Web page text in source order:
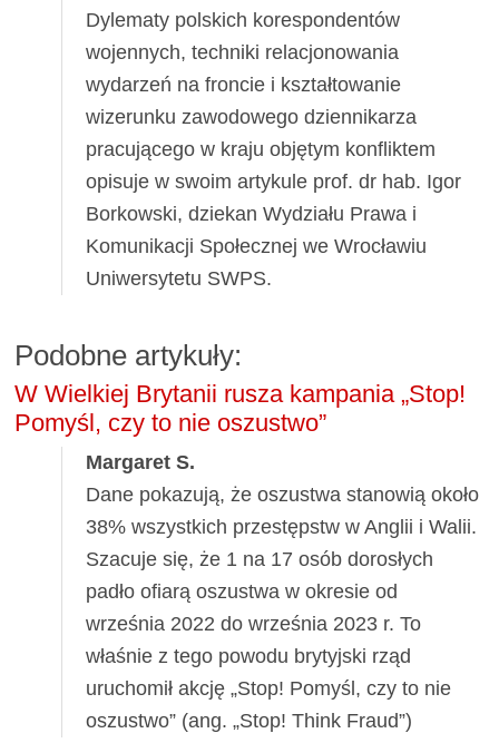
Dylematy polskich korespondentów
wojennych, techniki relacjonowania
wydarzeń na froncie i kształtowanie
wizerunku zawodowego dziennikarza
pracującego w kraju objętym konfliktem
opisuje w swoim artykule prof. dr hab. Igor
Borkowski, dziekan Wydziału Prawa i
Komunikacji Społecznej we Wrocławiu
Uniwersytetu SWPS.
Podobne artykuły:
W Wielkiej Brytanii rusza kampania „Stop!
Pomyśl, czy to nie oszustwo”
Margaret S.
Dane pokazują, że oszustwa stanowią około
38% wszystkich przestępstw w Anglii i Walii.
Szacuje się, że 1 na 17 osób dorosłych
padło ofiarą oszustwa w okresie od
września 2022 do września 2023 r. To
właśnie z tego powodu brytyjski rząd
uruchomił akcję „Stop! Pomyśl, czy to nie
oszustwo” (ang. „Stop! Think Fraud”)